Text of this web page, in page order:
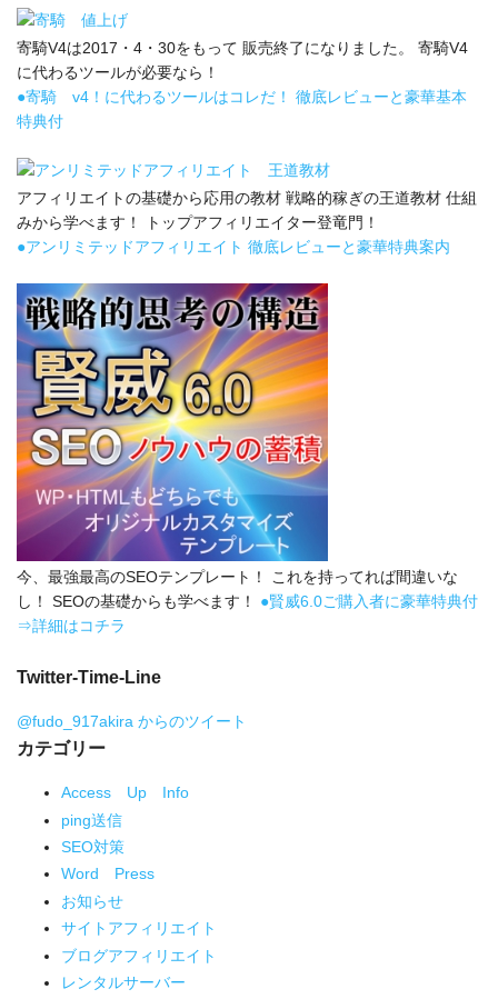
寄騎V4は2017・4・30をもって 販売終了になりました。 寄騎V4
に代わるツールが必要なら！
●寄騎 v4！に代わるツールはコレだ！ 徹底レビューと豪華基本
特典付
アフィリエイトの基礎から応用の教材 戦略的稼ぎの王道教材 仕組
みから学べます！ トップアフィリエイター登竜門！
●アンリミテッドアフィリエイト 徹底レビューと豪華特典案内
今、最強最高のSEOテンプレート！ これを持ってれば間違いな
し！ SEOの基礎からも学べます！ ●賢威6.0ご購入者に豪華特典付
⇒詳細はコチラ
Twitter-Time-Line
@fudo_917akira からのツイート
カテゴリー
Access Up Info
ping送信
SEO対策
Word Press
お知らせ
サイトアフィリエイト
ブログアフィリエイト
レンタルサーバー